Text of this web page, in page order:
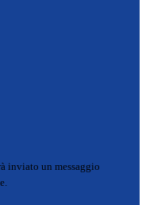
inviato un messaggio